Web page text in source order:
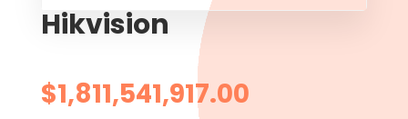
Hikvision
$1,811,541,917.00